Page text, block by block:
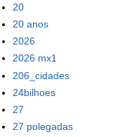
20
20 anos
2026
2026 mx1
206_cidades
24bilhoes
27
27 polegadas